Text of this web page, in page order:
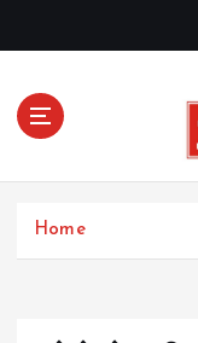
c
Home